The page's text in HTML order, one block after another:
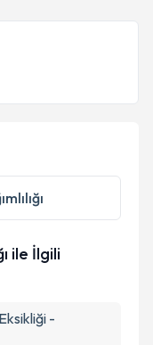
ile İlgili
-